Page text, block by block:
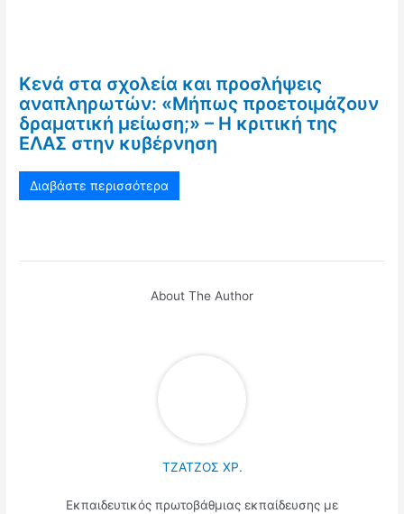
Κενά στα σχολεία και προσλήψεις
αναπληρωτών: «Μήπως προετοιμάζουν
δραματική μείωση;» – Η κριτική της
ΕΛΑΣ στην κυβέρνηση
Διαβάστε περισσότερα
About The Author
ΤΖΑΤΖΟΣ ΧΡ.
Εκπαιδευτικός πρωτοβάθμιας εκπαίδευσης με